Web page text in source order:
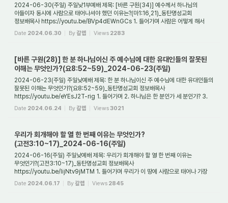
2024-06-30(주일) 주일낮1부예배 제목: [바른 구원(34)] 예수께서 하나님의
아들이자 동시에 사람으로 태어나셔야 했던 이유는?(마1:16,21)_동탄명성교회
정보배목사 https://youtu.be/BVp4dEWnGCs 1. 들어가며 사람은 어떻게 해서
구원을 받을 수 있는가? 사...
Date 2024.06.30 By갈렙 Views 2283
[바른 구원(28)] 한 분 하나님이신 주 예수님에 대한 유대인들의 잘못된
이해는 무엇인가?(요8:52~59)_2024-06-23(주일)
2024-06-23(주일) 주일낮예배 제목: 한 분 하나님이신 주 예수님에 대한 유대인들의
잘못된 이해는 무엇인가?(요8:52~59)_동탄명성교회 정보배목사
https://youtu.be/eYEsJ2T-rig 1. 들어가며 2. 하나님은 한 분인가 세 분인가? 3.
어떻게 해서 삼위일체 하나...
Date 2024.06.24 By갈렙 Views3021
우리가 회개해야 할 열 한 번째 이유는 무엇인가?
(고전3:10~17)_2024-06-16(주일)
2024-06-16(주일) 주일낮예배 제목: 우리가 회개해야 할 열 한 번째 이유는
무엇인가?(고전3:10~17)_동탄명성교회 정보배목사
https://youtu.be/IijNtv9jMTM 1. 들어가며 우리가 이 땅에 사람으로 태어나 가장
잘 한 일은 무엇인가? 그것은 우리가 예수님을 믿...
Date 2024.06.17 By갈렙 Views 2845